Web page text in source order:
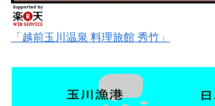
「越前玉川温泉 料理旅館 秀竹」